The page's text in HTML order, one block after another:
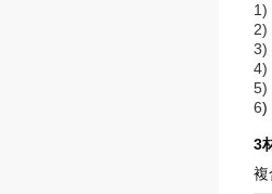
1)
2)
3)
4)
5)
6)
3
複